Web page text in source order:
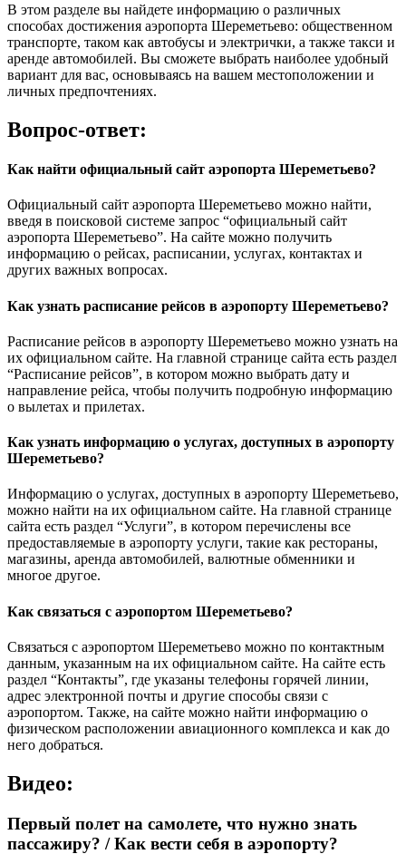
В этом разделе вы найдете информацию о различных
способах достижения аэропорта Шереметьево: общественном
транспорте, таком как автобусы и электрички, а также такси и
аренде автомобилей. Вы сможете выбрать наиболее удобный
вариант для вас, основываясь на вашем местоположении и
личных предпочтениях.
Вопрос-ответ:
Как найти официальный сайт аэропорта Шереметьево?
Официальный сайт аэропорта Шереметьево можно найти,
введя в поисковой системе запрос “официальный сайт
аэропорта Шереметьево”. На сайте можно получить
информацию о рейсах, расписании, услугах, контактах и
других важных вопросах.
Как узнать расписание рейсов в аэропорту Шереметьево?
Расписание рейсов в аэропорту Шереметьево можно узнать на
их официальном сайте. На главной странице сайта есть раздел
“Расписание рейсов”, в котором можно выбрать дату и
направление рейса, чтобы получить подробную информацию
о вылетах и прилетах.
Как узнать информацию о услугах, доступных в аэропорту
Шереметьево?
Информацию о услугах, доступных в аэропорту Шереметьево,
можно найти на их официальном сайте. На главной странице
сайта есть раздел “Услуги”, в котором перечислены все
предоставляемые в аэропорту услуги, такие как рестораны,
магазины, аренда автомобилей, валютные обменники и
многое другое.
Как связаться с аэропортом Шереметьево?
Связаться с аэропортом Шереметьево можно по контактным
данным, указанным на их официальном сайте. На сайте есть
раздел “Контакты”, где указаны телефоны горячей линии,
адрес электронной почты и другие способы связи с
аэропортом. Также, на сайте можно найти информацию о
физическом расположении авиационного комплекса и как до
него добраться.
Видео:
Первый полет на самолете, что нужно знать
пассажиру? / Как вести себя в аэропорту?